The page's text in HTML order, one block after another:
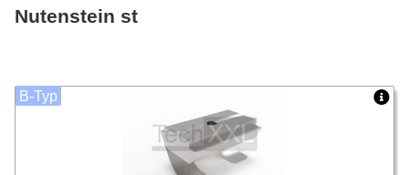
Nutenstein st
B-Typ